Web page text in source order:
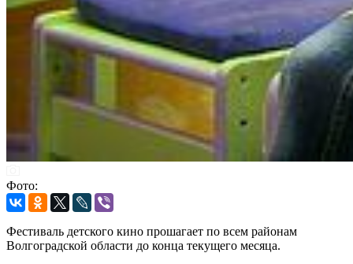
Фото:
Фестиваль детского кино прошагает по всем районам
Волгоградской области до конца текущего месяца.